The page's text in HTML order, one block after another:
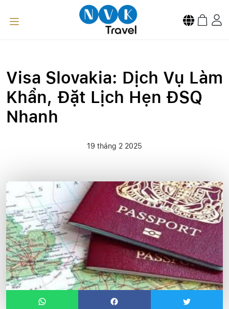
Visa Slovakia: Dịch Vụ Làm
Khẩn, Đặt Lịch Hẹn ĐSQ
Nhanh
19 tháng 2 2025